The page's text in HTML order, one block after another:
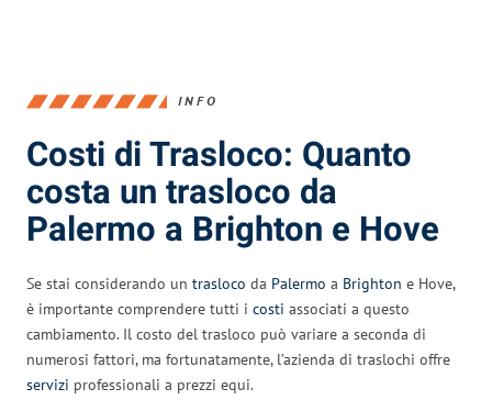
INFO
Costi di Trasloco: Quanto
costa un trasloco da
Palermo a Brighton e Hove
Se stai considerando un trasloco da Palermo a Brighton e Hove,
è importante comprendere tutti i costi associati a questo
cambiamento. Il costo del trasloco può variare a seconda di
numerosi fattori, ma fortunatamente, l’azienda di traslochi offre
servizi professionali a prezzi equi.